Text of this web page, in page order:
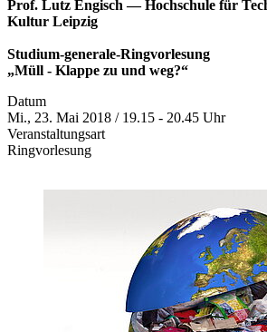
Prof. Lutz Engisch — Hochschule für
Kultur Leipzig
Studium-generale-Ringvorlesung
„Müll - Klappe zu und weg?“
Datum
Mi., 23. Mai 2018 / 19.15 - 20.45 Uhr
Veranstaltungsart
Ringvorlesung